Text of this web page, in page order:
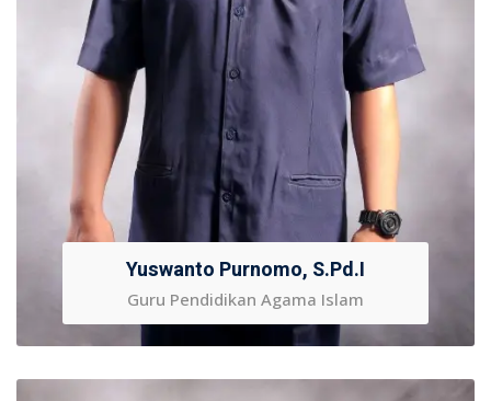
Yuswanto Purnomo, S.Pd.I
Guru Pendidikan Agama Islam